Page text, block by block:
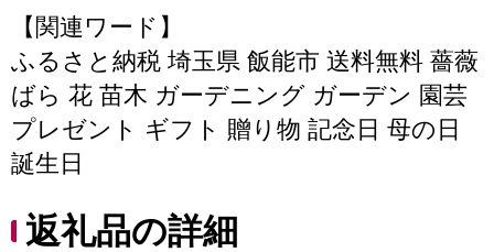
【関連ワード】
ふるさと納税 埼玉県 飯能市 送料無料 薔薇
ばら 花 苗木 ガーデニング ガーデン 園芸
プレゼント ギフト 贈り物 記念日 母の日
誕生日
返礼品の詳細